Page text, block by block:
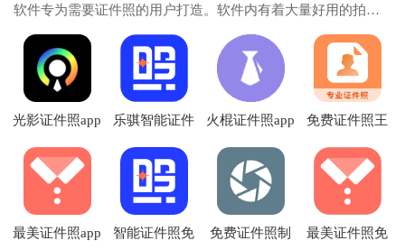
软件专为需要证件照的用户打造。软件内有着大量好用的拍照
功能，而且在这里还可以直接拍摄证件照，无需你再去照相
馆，直接使用证件照免费生成软件即可获得好
光影证件照app
乐骐智能证件
火棍证件照app
免费证件照王
最美证件照app
智能证件照免
免费证件照制
最美证件照免